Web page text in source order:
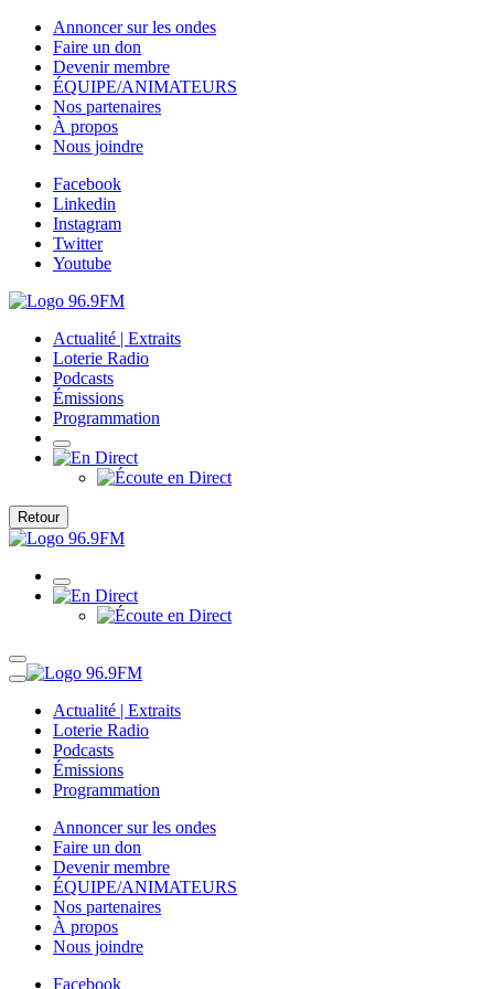
Annoncer sur les ondes
Faire un don
Devenir membre
ÉQUIPE/ANIMATEURS
Nos partenaires
À propos
Nous joindre
Facebook
Linkedin
Instagram
Twitter
Youtube
Actualité | Extraits
Loterie Radio
Podcasts
Émissions
Programmation
Retour
Actualité | Extraits
Loterie Radio
Podcasts
Émissions
Programmation
Annoncer sur les ondes
Faire un don
Devenir membre
ÉQUIPE/ANIMATEURS
Nos partenaires
À propos
Nous joindre
Facebook